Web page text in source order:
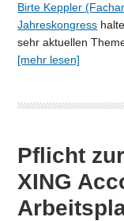
Birte Keppler
Jahreskongress
sehr aktuellen
[mehr lesen]
Pflicht
XING